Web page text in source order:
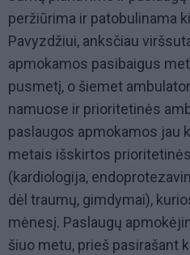
peržiūrima ir patobulinama
Pavyzdžiui, anksčiau
apmokamos pasibaigus
pusmetį, o šiemet
namuose ir prioritetinės
paslaugos apmokamos jau
metais išskirtos
(kardiologija,
dėl traumų, gimdymai),
mėnesį. Paslaugų
šiuo metu, prieš pasirašant